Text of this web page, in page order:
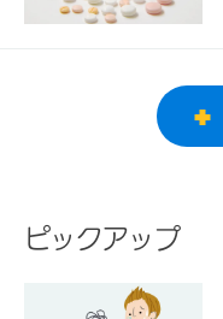
ピックアップ